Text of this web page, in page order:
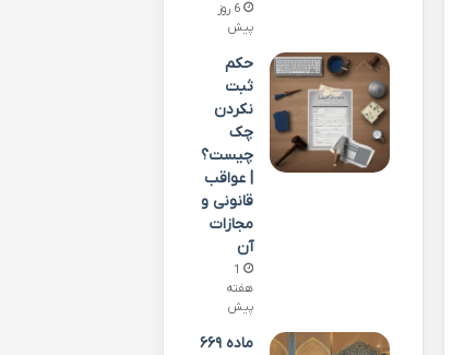
6 روز
پیش
حکم
ثبت
نکردن
چک
چیست؟
| عواقب
قانونی و
مجازات
آن
1
هفته
پیش
ماده ۶۶۹